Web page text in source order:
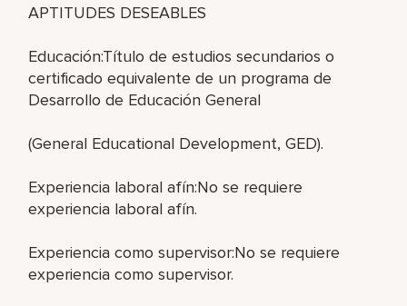
APTITUDES DESEABLES
Educación:Título de estudios secundarios o
certificado equivalente de un programa de
Desarrollo de Educación General
(General Educational Development, GED).
Experiencia laboral afín:No se requiere
experiencia laboral afín.
Experiencia como supervisor:No se requiere
experiencia como supervisor.